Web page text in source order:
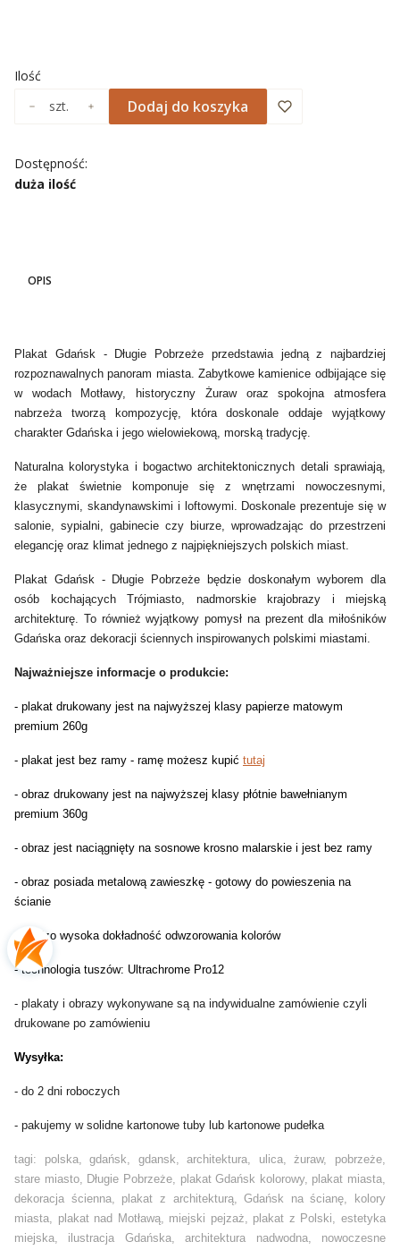
Ilość
szt.
Dodaj do koszyka
Dostępność:
duża ilość
OPIS
Plakat Gdańsk - Długie Pobrzeże przedstawia jedną z najbardziej
rozpoznawalnych panoram miasta. Zabytkowe kamienice odbijające się
w wodach Motławy, historyczny Żuraw oraz spokojna atmosfera
nabrzeża tworzą kompozycję, która doskonale oddaje wyjątkowy
charakter Gdańska i jego wielowiekową, morską tradycję.
Naturalna kolorystyka i bogactwo architektonicznych detali sprawiają,
że plakat świetnie komponuje się z wnętrzami nowoczesnymi,
klasycznymi, skandynawskimi i loftowymi. Doskonale prezentuje się w
salonie, sypialni, gabinecie czy biurze, wprowadzając do przestrzeni
elegancję oraz klimat jednego z najpiękniejszych polskich miast.
Plakat Gdańsk - Długie Pobrzeże będzie doskonałym wyborem dla
osób kochających Trójmiasto, nadmorskie krajobrazy i miejską
architekturę. To również wyjątkowy pomysł na prezent dla miłośników
Gdańska oraz dekoracji ściennych inspirowanych polskimi miastami.
Najważniejsze informacje o produkcie:
- plakat drukowany jest na najwyższej klasy papierze matowym
premium 260g
- plakat jest bez ramy - ramę możesz kupić tutaj
- obraz drukowany jest na najwyższej klasy płótnie bawełnianym
premium 360g
- obraz jest naciągnięty na sosnowe krosno malarskie i jest bez ramy
- obraz posiada metalową zawieszkę - gotowy do powieszenia na
ścianie
- bardzo wysoka dokładność odwzorowania kolorów
- technologia tuszów: Ultrachrome Pro12
- plakaty i obrazy wykonywane są na indywidualne zamówienie czyli
drukowane po zamówieniu
Wysyłka:
- do 2 dni roboczych
- pakujemy w solidne kartonowe tuby lub kartonowe pudełka
tagi: polska, gdańsk, gdansk, architektura, ulica, żuraw, pobrzeże,
stare miasto, Długie Pobrzeże, plakat Gdańsk kolorowy, plakat miasta,
dekoracja ścienna, plakat z architekturą, Gdańsk na ścianę, kolory
miasta, plakat nad Motławą, miejski pejzaż, plakat z Polski, estetyka
miejska, ilustracja Gdańska, architektura nadwodna, nowoczesne